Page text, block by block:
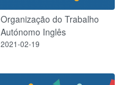
Organização do Trabalho
Autónomo Inglês
2021-02-19